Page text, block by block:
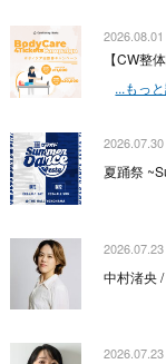
2026.08.01
【CW整
...もっ
2026.07.30
夏踊祭
2026.07.23
中村渚央
2026.07.23